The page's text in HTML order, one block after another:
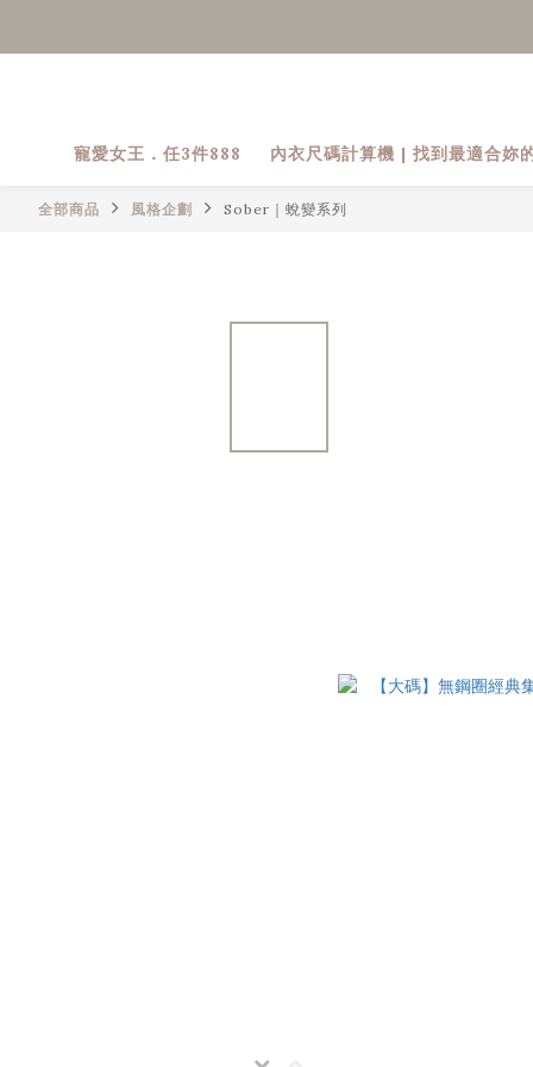
寵愛女王．任3件888 內衣尺碼計算機 | 找到最適合妳
全部商品 風格企劃 Sober｜蛻變系列